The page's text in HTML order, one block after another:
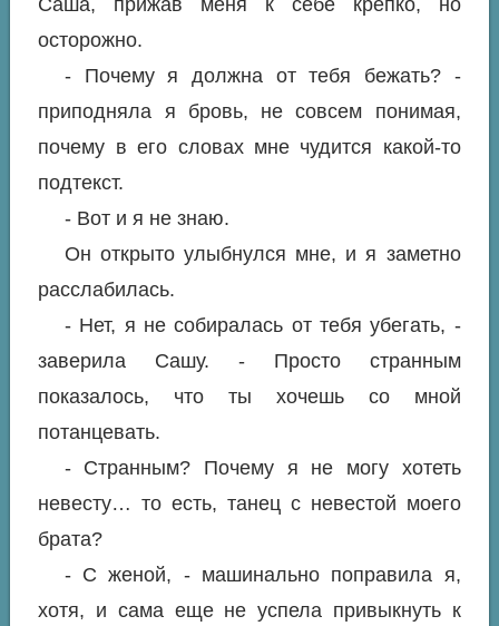
Саша, прижав меня к себе крепко, но
осторожно.
- Почему я должна от тебя бежать? -
приподняла я бровь, не совсем понимая,
почему в его словах мне чудится какой-то
подтекст.
- Вот и я не знаю.
Он открыто улыбнулся мне, и я заметно
расслабилась.
- Нет, я не собиралась от тебя убегать, -
заверила Сашу. - Просто странным
показалось, что ты хочешь со мной
потанцевать.
- Странным? Почему я не могу хотеть
невесту… то есть, танец с невестой моего
брата?
- С женой, - машинально поправила я,
хотя, и сама еще не успела привыкнуть к